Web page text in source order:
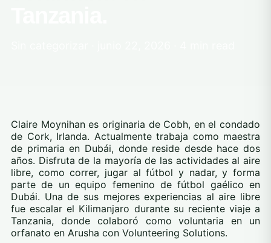
Claire Moynihan es originaria de Cobh, en el condado
de Cork, Irlanda. Actualmente trabaja como maestra
de primaria en Dubái, donde reside desde hace dos
años. Disfruta de la mayoría de las actividades al aire
libre, como correr, jugar al fútbol y nadar, y forma
parte de un equipo femenino de fútbol gaélico en
Dubái. Una de sus mejores experiencias al aire libre
fue escalar el Kilimanjaro durante su reciente viaje a
Tanzania, donde colaboró como voluntaria en un
orfanato en Arusha con Volunteering Solutions.